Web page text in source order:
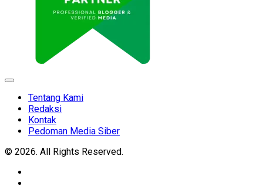
Expand
Tentang Kami
Redaksi
Kontak
Pedoman Media Siber
© 2026. All Rights Reserved.